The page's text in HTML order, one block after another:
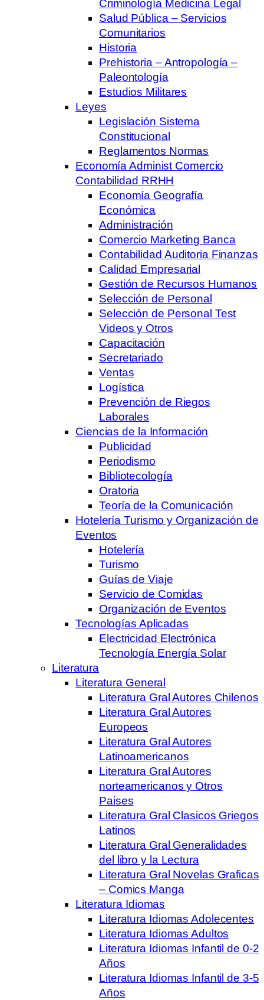
Criminología Medicina Legal
Salud Pública – Servicios
Comunitarios
Historia
Prehistoria – Antropología –
Paleontología
Estudios Militares
Leyes
Legislación Sistema
Constitucional
Reglamentos Normas
Economía Administ Comercio
Contabilidad RRHH
Economía Geografía
Económica
Administración
Comercio Marketing Banca
Contabilidad Auditoria Finanzas
Calidad Empresarial
Gestión de Recursos Humanos
Selección de Personal
Selección de Personal Test
Videos y Otros
Capacitación
Secretariado
Ventas
Logística
Prevención de Riegos
Laborales
Ciencias de la Información
Publicidad
Periodismo
Bibliotecología
Oratoria
Teoría de la Comunicación
Hotelería Turismo y Organización de
Eventos
Hotelería
Turismo
Guías de Viaje
Servicio de Comidas
Organización de Eventos
Tecnologías Aplicadas
Electricidad Electrónica
Tecnología Energía Solar
Literatura
Literatura General
Literatura Gral Autores Chilenos
Literatura Gral Autores
Europeos
Literatura Gral Autores
Latinoamericanos
Literatura Gral Autores
norteamericanos y Otros
Paises
Literatura Gral Clasicos Griegos
Latinos
Literatura Gral Generalidades
del libro y la Lectura
Literatura Gral Novelas Graficas
– Comics Manga
Literatura Idiomas
Literatura Idiomas Adolecentes
Literatura Idiomas Adultos
Literatura Idiomas Infantil de 0-2
Años
Literatura Idiomas Infantil de 3-5
Años